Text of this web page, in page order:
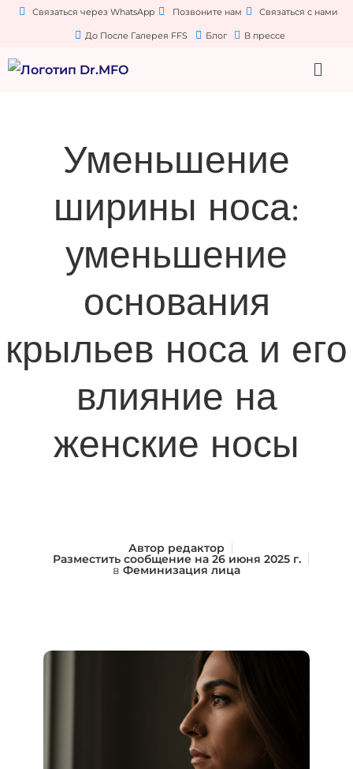
Связаться через WhatsApp Позвоните нам Связаться с нами
До После Галерея FFS Блог В прессе
Уменьшение
ширины носа:
уменьшение
основания
крыльев носа и его
влияние на
женские носы
Автор редактор
Разместить сообщение на26 июня 2025 г.
в Феминизация лица